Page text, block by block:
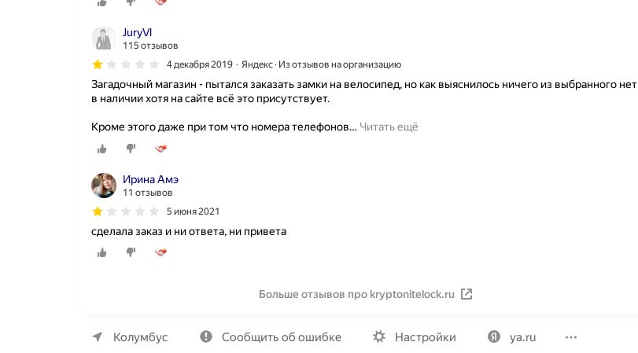
JuryVl
115 отзывов
4 декабря 2019
Яндекс · Из отзывов на организацию
Загадочный магазин - пытался заказать замки на велосипед, но как выяснилось ничего из выбранного нет
в наличии хотя на сайте всё это присутствует.
Кроме этого даже при том что номера телефонов… Читать ещё
Ирина Амэ
11 отзывов
5 июня 2021
сделала заказ и ни ответа, ни привета
Больше отзывов про kryptonitelock.ru
Колумбус Сообщить об ошибке Настройки ya.ru